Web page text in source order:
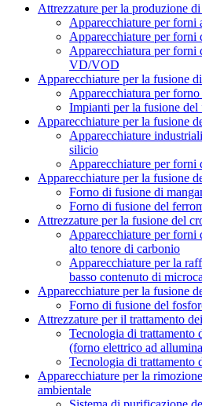
Attrezzature per la produzione
Apparecchiature per forni
Apparecchiature per
Apparecchiatura per
VD/VOD
Apparecchiature per la fusione
Apparecchiatura per
Impianti per la fusione del
Apparecchiature per la fusione
Apparecchiature
silicio
Apparecchiature per
Apparecchiature per la fusione
Forno di fusione di
Forno di fusione del
Attrezzature per la fusione del
Apparecchiature per forni
alto tenore di carbonio
Apparecchiature per la
basso contenuto di
Apparecchiature per la fusione
Forno di fusione del
Attrezzature per il trattamento
Tecnologia di trattamento
(forno elettrico ad
Tecnologia di trattamento
Apparecchiature per la
ambientale